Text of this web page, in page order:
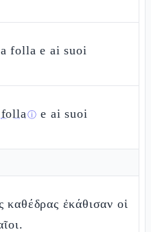
folla e ai suoi
follaⓘ e ai suoi
ἐκάθισαν οἱ